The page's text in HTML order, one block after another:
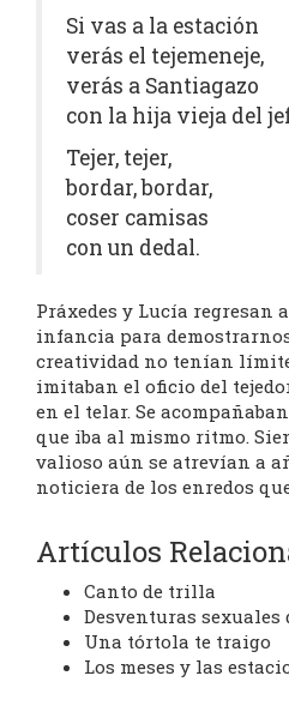
Si vas a la estación
verás el tejemeneje,
verás a Santiagazo
con la hija vieja del
Tejer, tejer,
bordar, bordar,
coser camisas
con un dedal.
Práxedes y Lucía regresan
infancia para
creatividad no tenían
imitaban el oficio del
en el telar. Se
que iba al mismo ritmo.
valioso aún se atrevían a
noticiera de los enredos
Artículos
Canto de trilla
Desventuras
Una tórtola te traigo
Los meses y las